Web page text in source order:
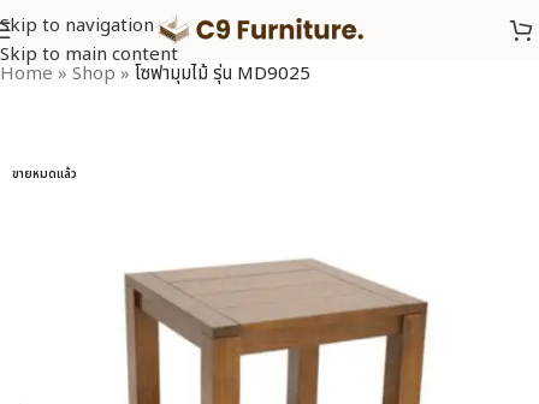
Skip to navigation
Skip to main content
Home » Shop » โซฟามุมไม้ รุ่น MD9025
ขายหมดแล้ว